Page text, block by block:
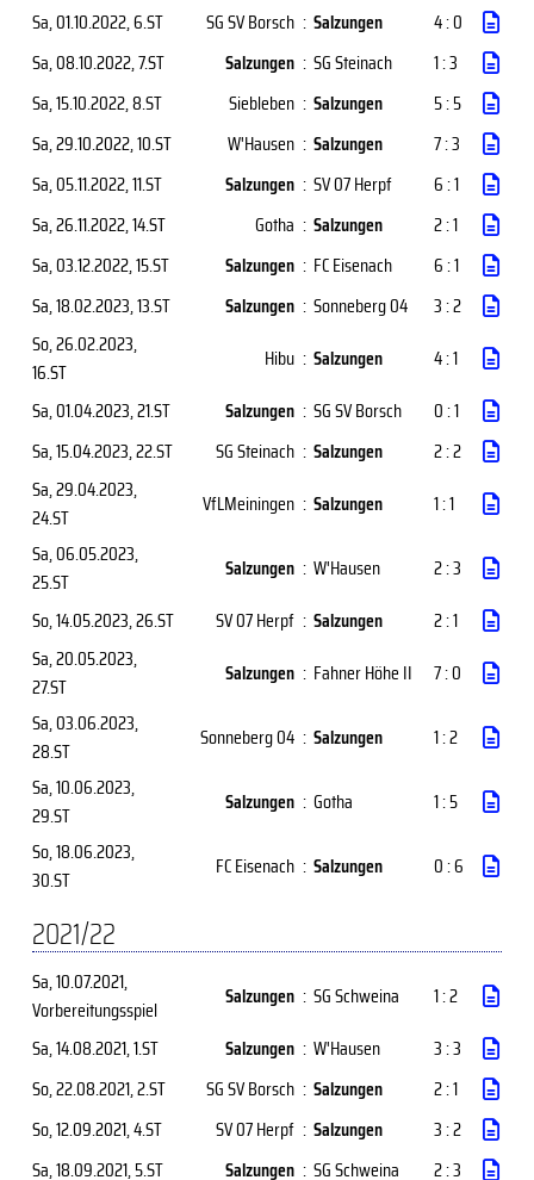
Sa, 01.10.2022, 6.ST SG SV Borsch : Salzungen
4 : 0
Sa, 08.10.2022, 7.ST Salzungen : SG Steinach
1 : 3
Sa, 15.10.2022, 8.ST Siebleben : Salzungen
5 : 5
Sa, 29.10.2022, 10.ST W'Hausen : Salzungen
7 : 3
Sa, 05.11.2022, 11.ST Salzungen : SV 07 Herpf
6 : 1
Sa, 26.11.2022, 14.ST Gotha : Salzungen
2 : 1
Sa, 03.12.2022, 15.ST Salzungen : FC Eisenach
6 : 1
Sa, 18.02.2023, 13.ST Salzungen : Sonneberg 04
3 : 2
So, 26.02.2023,
16.ST
Hibu : Salzungen
4 : 1
Sa, 01.04.2023, 21.ST Salzungen : SG SV Borsch
0 : 1
Sa, 15.04.2023, 22.ST SG Steinach : Salzungen
2 : 2
Sa, 29.04.2023,
24.ST
VfLMeiningen : Salzungen
1 : 1
Sa, 06.05.2023,
25.ST
Salzungen : W'Hausen
2 : 3
So, 14.05.2023, 26.ST SV 07 Herpf : Salzungen
2 : 1
Sa, 20.05.2023,
27.ST
Salzungen : Fahner Höhe II
7 : 0
Sa, 03.06.2023,
28.ST
Sonneberg 04 : Salzungen
1 : 2
Sa, 10.06.2023,
29.ST
Salzungen : Gotha
1 : 5
So, 18.06.2023,
30.ST
FC Eisenach : Salzungen 0 : 6
2021/22
Sa, 10.07.2021,
Vorbereitungsspiel
Salzungen : SG Schweina
1 : 2
Sa, 14.08.2021, 1.ST Salzungen : W'Hausen
3 : 3
So, 22.08.2021, 2.ST SG SV Borsch : Salzungen
2 : 1
So, 12.09.2021, 4.ST SV 07 Herpf : Salzungen
3 : 2
Sa, 18.09.2021, 5.ST Salzungen : SG Schweina
2 : 3